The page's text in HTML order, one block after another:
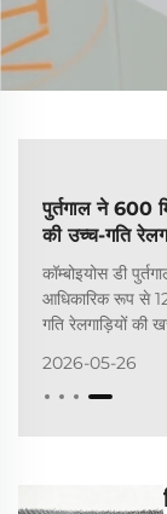
पुर्तगाल ने 600
की उच्च-गति
शुरू की
कॉम्बोइयोस डी
आधिकारिक रूप से
गति रेलगाड़ियों की
लिए एक अंतर्राष्ट्रीय
टेंडर को पुनः शुरू
2026-05-26